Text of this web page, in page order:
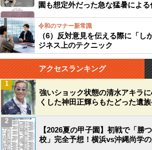
園も想定外だった急な猛暑によ
令和のマナー新常識
（6）反対意見を伝える際に「し
ジネス上のテクニック
アクセスランキング
強いショック状態の清水アキラ
くした神田正輝らもたどった遺
1
【2026夏の甲子園】初戦で「勝
校」完全予想！横浜vs沖縄尚学
2